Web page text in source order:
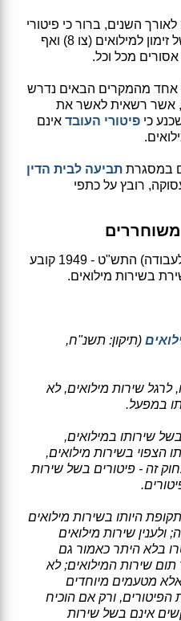
השנים, ברור כי פיטורי
עובד בשל שירות מילואים או בשל זימון למילואים (צו 8) ואף
אסורים מכל וכל.
מהמקרים הבאים נדרש
אשר רשאית לאשר את
כי פיטורי העובד אינם
במסגרת תביעה לבית הדין
רובץ על כתפי
חוק חיילים משוחררים (החזרה לעבודה) התש"ט - 1949 קובע
בשירות מילואים.
(תיקון: תשנ"ח,
שירות מילואים, לא
במפעל.
שירותו במילואים,
הצפוי בשירות מילואים,
זה - פיטורים בשל שירות
היותו בשירות מילואים
שירות מילואים
בלא היתר כאמור גם
שירות המילואים; לא
מטעמים מיוחדים
ורק אם הוכיח
אינם בשל שירות